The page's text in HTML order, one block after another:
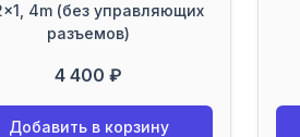
4m (без управляющих
разъемов)
4 400 ₽
Добавить в корзину